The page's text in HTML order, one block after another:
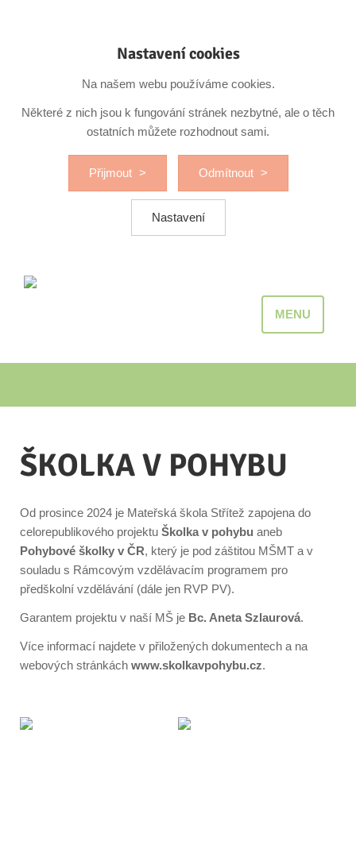
Nastavení cookies
Na našem webu používáme cookies.
Některé z nich jsou k fungování stránek nezbytné, ale o těch
ostatních můžete rozhodnout sami.
Přijmout Odmítnout
Nastavení
MENU
ŠKOLKA V POHYBU
Od prosince 2024 je Mateřská škola Střítež zapojena do
celorepublikového projektu Školka v pohybu aneb
Pohybové školky v ČR, který je pod záštitou MŠMT a v
souladu s Rámcovým vzdělávacím programem pro
předškolní vzdělávání (dále jen RVP PV).
Garantem projektu v naší MŠ je Bc. Aneta Szlaurová.
Více informací najdete v přiložených dokumentech a na
webových stránkách www.skolkavpohybu.cz.